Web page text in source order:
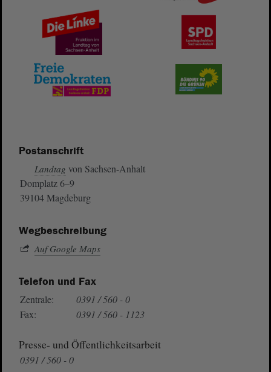
Postanschrift
Landtag von Sachsen-Anhalt
Domplatz 6–9
39104 Magdeburg
Wegbeschreibung
Auf Google Maps
Telefon und Fax
Zentrale:
0391 / 560 - 0
Fax:
0391 / 560 - 1123
Presse- und Öffentlichkeitsarbeit
0391 / 560 - 0